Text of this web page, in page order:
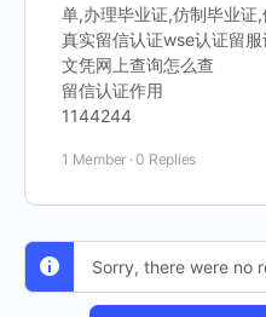
单,办理毕业证,仿制毕业证
真实留信认证wse认证留服
文凭网上查询怎么查
留信认证作用
1144244
1 Member ·0 Replies
Sorry, there were no